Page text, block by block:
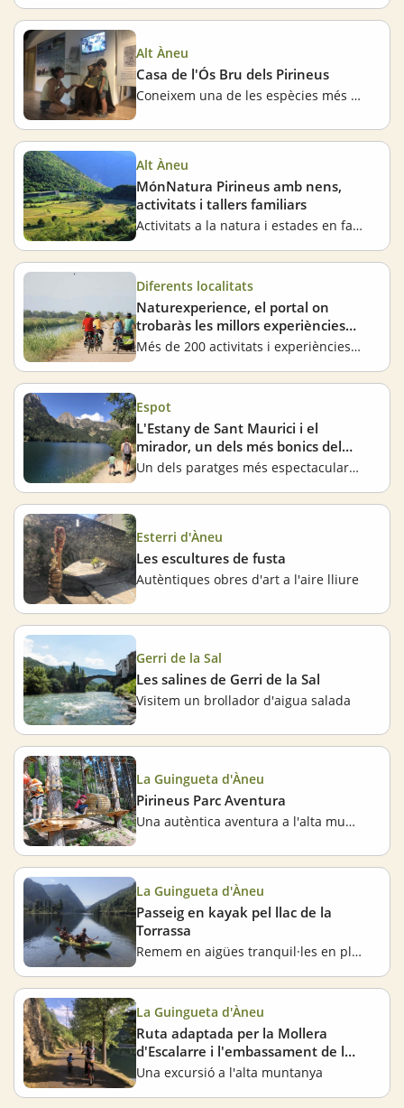
Alt Àneu
Casa de l'Ós Bru dels Pirineus
Coneixem una de les espècies més emblemàtiques del Pirineu
Alt Àneu
MónNatura Pirineus amb nens,
activitats i tallers familiars
Activitats a la natura i estades en família
Diferents localitats
Naturexperience, el portal on
trobaràs les millors experiències
als entorns naturals de CatalunyaMés de 200 activitats i experiències guiades a la natura
Espot
L'Estany de Sant Maurici i el
mirador, un dels més bonics del
Parc Nacional d'Aigüestortes
Un dels paratges més espectaculars de Catalunya
Esterri d'Àneu
Les escultures de fusta
Autèntiques obres d'art a l'aire lliure
Gerri de la Sal
Les salines de Gerri de la Sal
Visitem un brollador d'aigua salada
La Guingueta d'Àneu
Pirineus Parc Aventura
Una autèntica aventura a l'alta muntanya
La Guingueta d'Àneu
Passeig en kayak pel llac de la
Torrassa
Remem en aigües tranquil·les en ple Pirineu
La Guingueta d'Àneu
Ruta adaptada per la Mollera
d'Escalarre i l'embassament de la
Torrassa
Una excursió a l'alta muntanya